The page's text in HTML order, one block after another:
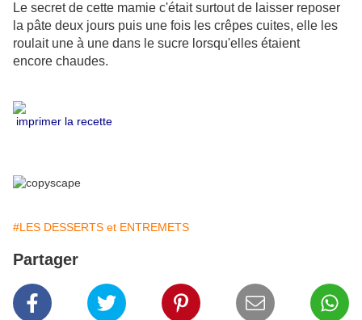
Le secret de cette mamie c'était surtout de laisser reposer
la pâte deux jours puis une fois les crêpes cuites, elle les
roulait une à une dans le sucre lorsqu'elles étaient
encore chaudes.
imprimer la recette
#LES DESSERTS et ENTREMETS
Partager